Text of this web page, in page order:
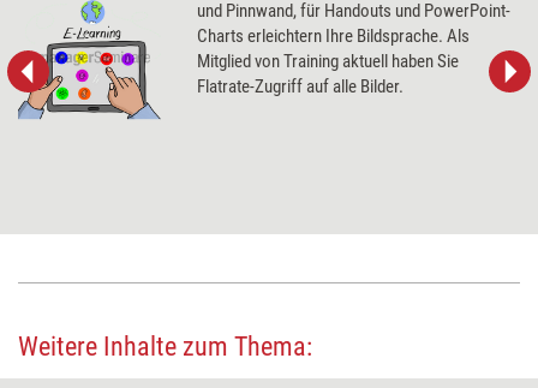
und Pinnwand, für Handouts und PowerPoint-
Charts erleichtern Ihre Bildsprache. Als
Mitglied von Training aktuell haben Sie
Flatrate-Zugriff auf alle Bilder.
Weitere Inhalte zum Thema: